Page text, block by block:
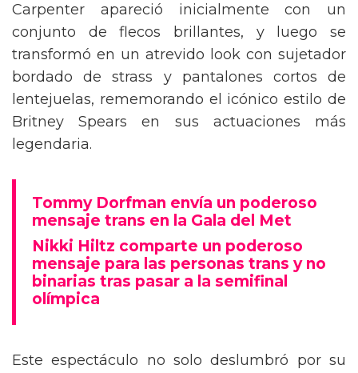
Carpenter apareció inicialmente con un
conjunto de flecos brillantes, y luego se
transformó en un atrevido look con sujetador
bordado de strass y pantalones cortos de
lentejuelas, rememorando el icónico estilo de
Britney Spears en sus actuaciones más
legendaria.
Tommy Dorfman envía un poderoso
mensaje trans en la Gala del Met
Nikki Hiltz comparte un poderoso
mensaje para las personas trans y no
binarias tras pasar a la semifinal
olímpica
Este espectáculo no solo deslumbró por su